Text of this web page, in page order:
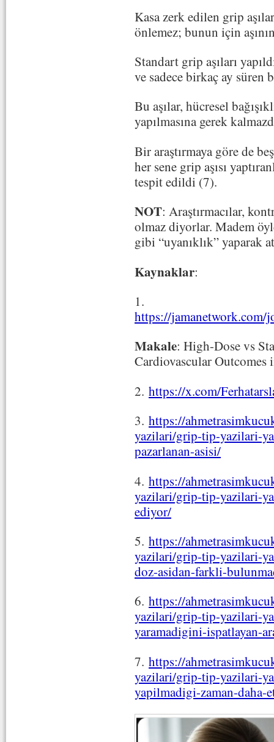
Kasa zerk edilen grip
önlemez; bunun için
Standart grip aşıları
ve sadece birkaç ay süren
Bu aşılar, hücresel
yapılmasına gerek
Bir araştırmaya göre de
her sene grip aşısı
tespit edildi (7).
NOT: Araştırmacılar,
olmaz diyorlar. Madem
gibi “uyanıklık” yaparak
Kaynaklar:
1.
https://
Makale: High-Dose vs
Cardiovascular
2. https://x.com/
3. https://
yazilari/grip-tip-yazilari-
pazarlanan-asisi/
4. https://
yazilari/grip-tip-yazilari-
ediyor/
5. https://
yazilari/grip-tip-yazilari-
doz-asidan-farkli-
6. https://
yazilari/grip-tip-yazilari-
yaramadigini-ispatlayan-
7. https://
yazilari/grip-tip-yazilari-
yapilmadigi-zaman-daha-